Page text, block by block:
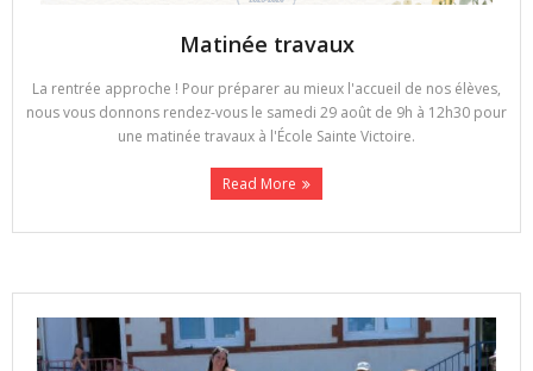
Matinée travaux
La rentrée approche ! Pour préparer au mieux l'accueil de nos élèves,
nous vous donnons rendez-vous le samedi 29 août de 9h à 12h30 pour
une matinée travaux à l'École Sainte Victoire.
Read More